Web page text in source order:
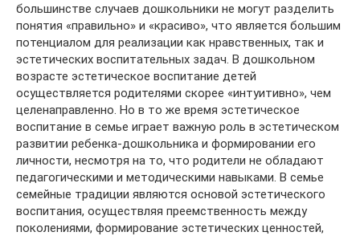
большинстве случаев дошкольники не могут разделить
понятия «правильно» и «красиво», что является большим
потенциалом для реализации как нравственных, так и
эстетических воспитательных задач. В дошкольном
возрасте эстетическое воспитание детей
осуществляется родителями скорее «интуитивно», чем
целенаправленно. Но в то же время эстетическое
воспитание в семье играет важную роль в эстетическом
развитии ребенка-дошкольника и формировании его
личности, несмотря на то, что родители не обладают
педагогическими и методическими навыками. В семье
семейные традиции являются основой эстетического
воспитания, осуществляя преемственность между
поколениями, формирование эстетических ценностей,